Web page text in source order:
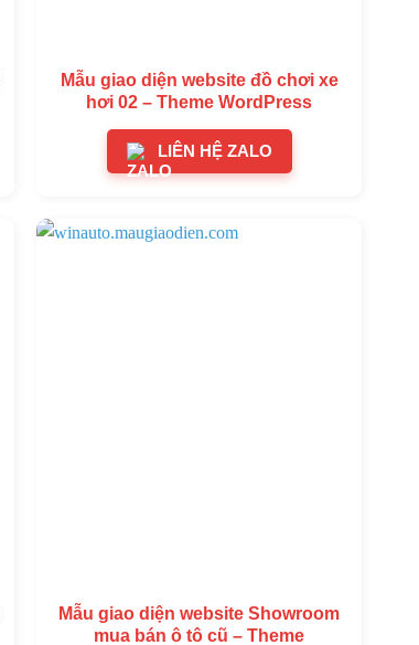
Mẫu giao diện website đồ chơi xe
hơi 02 – Theme WordPress
LIÊN HỆ ZALO
Mẫu giao diện website Showroom
mua bán ô tô cũ – Theme